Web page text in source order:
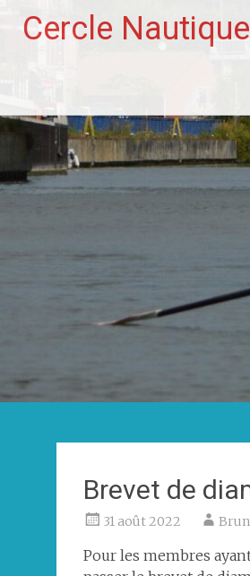
Cercle
Brevet de
31 août 2022
Pour les membres